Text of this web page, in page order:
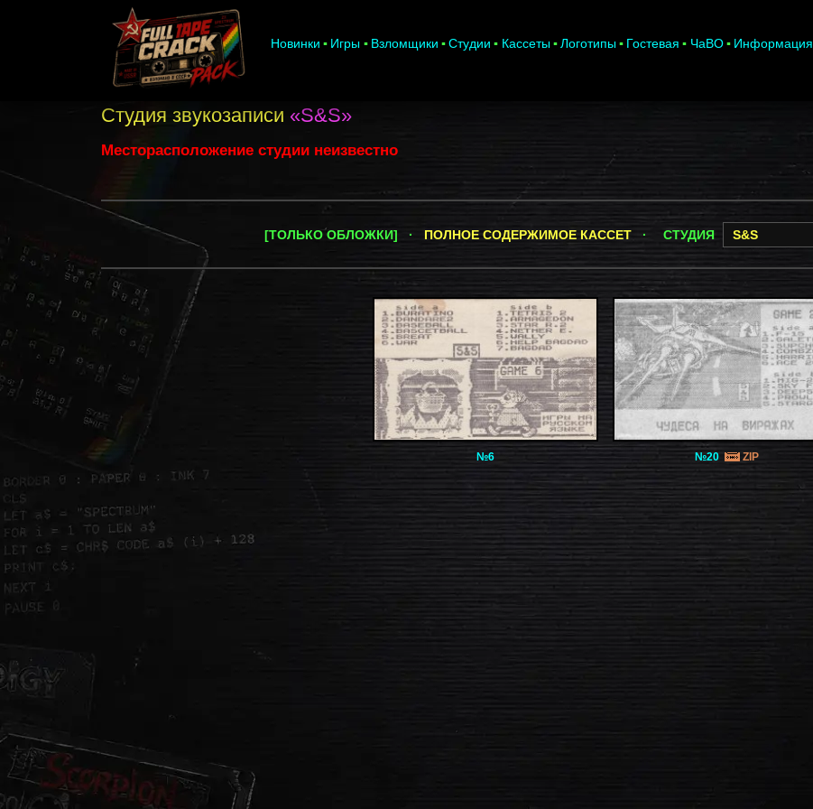
Новинки Игры Взломщики Студии Кассеты Логотипы Гостевая ЧаВО Информация
Студия звукозаписи «S&S»
Месторасположение студии неизвестно
[ТОЛЬКО ОБЛОЖКИ] · ПОЛНОЕ СОДЕРЖИМОЕ КАССЕТ· СТУДИЯ
№6 №20 ZIP